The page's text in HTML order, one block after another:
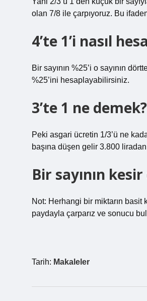
olan 7/8 ile çarpıyoruz. Bu
4’te 1’i nasıl
Bir sayının %25’i o sayının
%25’ini hesaplayabilirsiniz.
3’te 1 ne demek?
Peki asgari ücretin 1/3’ü ne
başına düşen gelir 3.800
Bir sayının
Not: Herhangi bir miktarın basit
paydayla çarparız ve sonucu
Tarih: Makaleler